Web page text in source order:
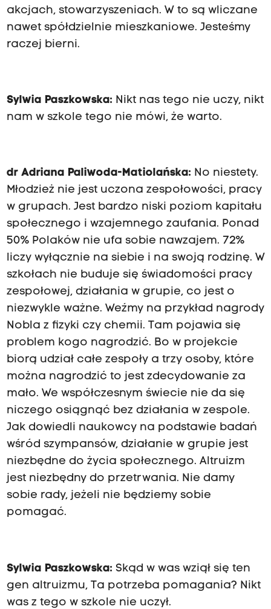
akcjach, stowarzyszeniach. W to są wliczane
nawet spółdzielnie mieszkaniowe. Jesteśmy
raczej bierni.
Sylwia Paszkowska: Nikt nas tego nie uczy, nikt
nam w szkole tego nie mówi, że warto.
dr Adriana Paliwoda-Matiolańska: No niestety.
Młodzież nie jest uczona zespołowości, pracy
w grupach. Jest bardzo niski poziom kapitału
społecznego i wzajemnego zaufania. Ponad
50% Polaków nie ufa sobie nawzajem. 72%
liczy wyłącznie na siebie i na swoją rodzinę. W
szkołach nie buduje się świadomości pracy
zespołowej, działania w grupie, co jest o
niezwykle ważne. Weźmy na przykład nagrody
Nobla z fizyki czy chemii. Tam pojawia się
problem kogo nagrodzić. Bo w projekcie
biorą udział całe zespoły a trzy osoby, które
można nagrodzić to jest zdecydowanie za
mało. We współczesnym świecie nie da się
niczego osiągnąć bez działania w zespole.
Jak dowiedli naukowcy na podstawie badań
wśród szympansów, działanie w grupie jest
niezbędne do życia społecznego. Altruizm
jest niezbędny do przetrwania. Nie damy
sobie rady, jeżeli nie będziemy sobie
pomagać.
Sylwia Paszkowska: Skąd w was wziął się ten
gen altruizmu, Ta potrzeba pomagania? Nikt
was z tego w szkole nie uczył.